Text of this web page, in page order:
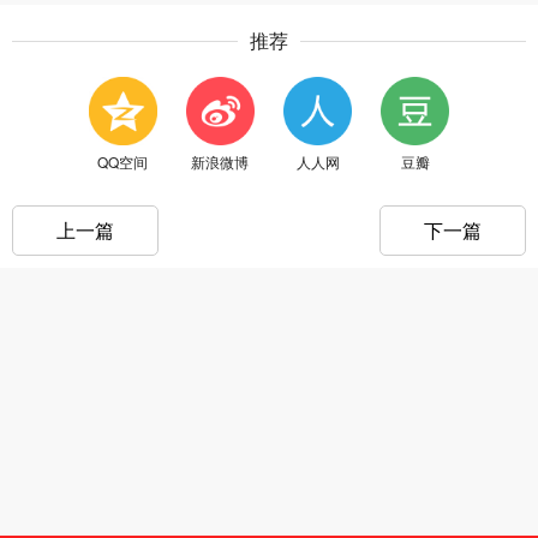
推荐
QQ空间 新浪微博 人人网 豆瓣
上一篇 下一篇